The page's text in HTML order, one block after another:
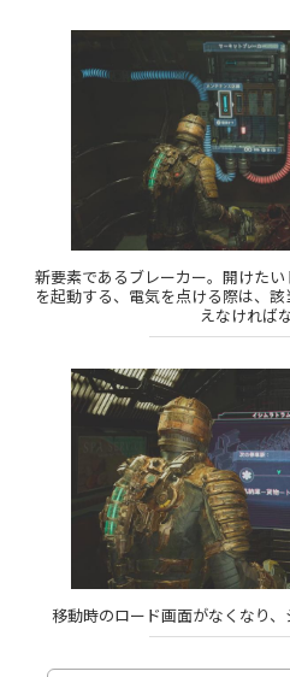
新要素であるブレーカー。開けた
を起動する、電気を点ける際は、
えなければ
移動時のロード画面がなくなり